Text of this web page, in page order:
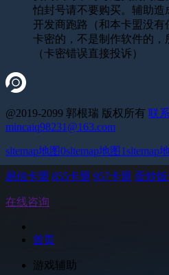
怕封号请不要购买。辅助
开发商跑路（和本卡盟没
卡密的，不是制作软件的，
（卡密错误直接投诉）
@2019-2099 郭根瑞 版权所有 联
mincaiq98231@163.com
sitemap地图0sitemap地图1sitemap
易信卡盟 855卡盟 957卡盟 蛋炒饭
在线咨询
首页
游戏辅助